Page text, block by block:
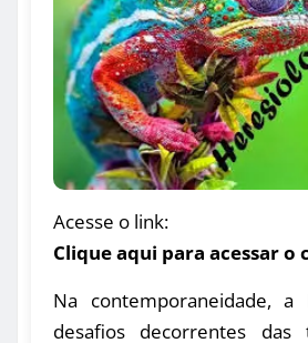
Acesse o link:
Clique aqui para acessar o
Na contemporaneidade, a
desafios decorrentes das